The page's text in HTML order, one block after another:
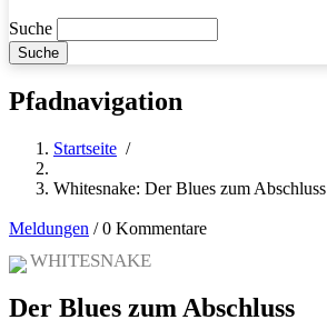
Suche
Pfadnavigation
Startseite /
Whitesnake: Der Blues zum Abschluss
Meldungen /0 Kommentare
WHITESNAKE
Der Blues zum Abschluss